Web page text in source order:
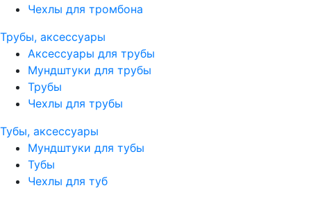
Чехлы для тромбона
Трубы, аксессуары
Аксессуары для трубы
Мундштуки для трубы
Трубы
Чехлы для трубы
Тубы, аксессуары
Мундштуки для тубы
Тубы
Чехлы для туб